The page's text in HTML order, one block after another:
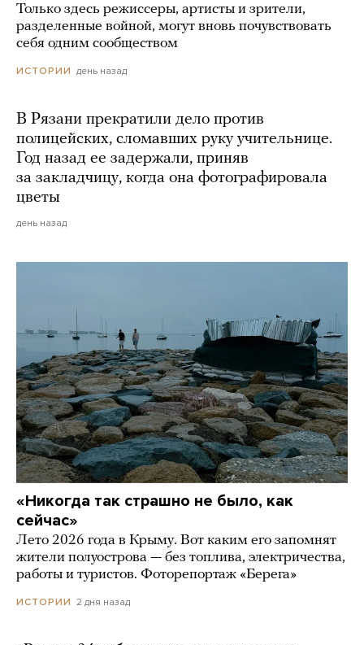
Только здесь режиссеры, артисты и зрители,
разделенные войной, могут вновь почувствовать
себя одним сообществом
ИСТОРИИ день назад
В Рязани прекратили дело против
полицейских, сломавших руку учительнице.
Год назад ее задержали, приняв
за закладчицу, когда она фотографировала
цветы
день назад
«Никогда так страшно не было, как
сейчас»
Лето 2026 года в Крыму. Вот каким его запомнят
жители полуострова — без топлива, электричества,
работы и туристов. Фоторепортаж «Берега»
ИСТОРИИ 2 дня назад